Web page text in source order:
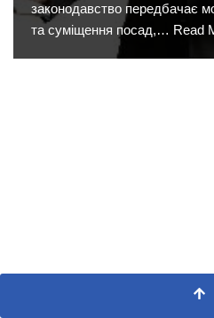
законодавство передбачає
та суміщення посад,… Read